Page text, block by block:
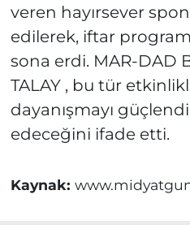
veren hayırsever
edilerek, iftar
sona erdi. MAR-DAD
TALAY , bu tür
dayanışmayı
edeceğini ifade etti.
Kaynak: